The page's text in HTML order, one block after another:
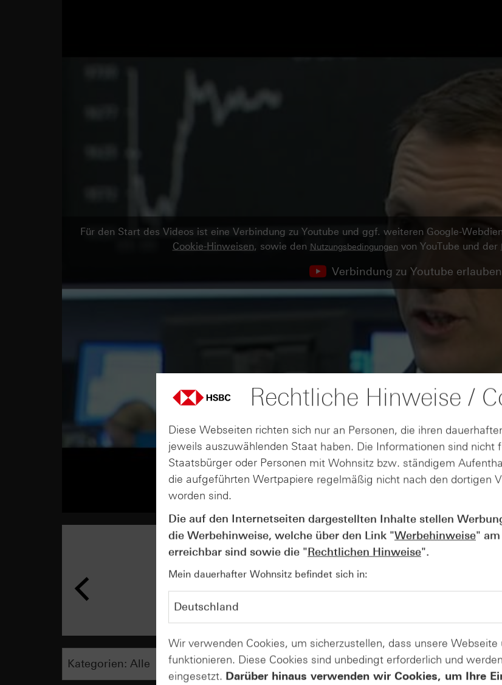
Für den Start des Videos ist eine Verbindung zu Youtube und ggf. weiteren Google-
Cookie-Hinweisen, sowie den Nutzungsbedingungen von YouTube und der
Verbindung zu Youtube
AUGUST
07
Wie lange bleibt der DAX® in
Rechtliche Hinweise /
Diese Webseiten richten sich nur an Personen, die ihren
jeweils auszuwählenden Staat haben. Die Informationen sind nicht
Staatsbürger oder Personen mit Wohnsitz bzw. ständigem
die aufgeführten Wertpapiere regelmäßig nicht nach den dortigen
worden sind.
Die auf den Internetseiten dargestellten Inhalte stellen
die Werbehinweise, welche über den Link "Werbehinweise"
erreichbar sind sowie die "Rechtlichen Hinweise".
Mein dauerhafter Wohnsitz befindet sich in:
Wir verwenden Cookies, um sicherzustellen, dass unsere
funktionieren. Diese Cookies sind unbedingt erforderlich und
eingesetzt. Darüber hinaus verwenden wir Cookies, um Ihre